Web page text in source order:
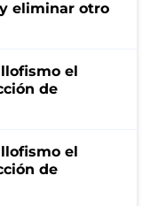
eliminar otro
el
de
el
de